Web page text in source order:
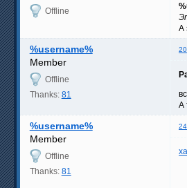
Offline
А
%username%
Member
Offline
Thanks: 81
А
%username%
Member
Offline
Thanks: 81